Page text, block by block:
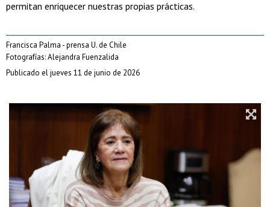
permitan enriquecer nuestras propias prácticas.
Francisca Palma - prensa U. de Chile
Fotografías: Alejandra Fuenzalida
Publicado el jueves 11 de junio de 2026